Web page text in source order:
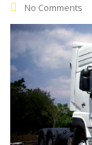
No Comments